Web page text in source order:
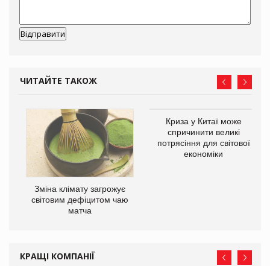
ЧИТАЙТЕ ТАКОЖ
Зміна клімату загрожує
світовим дефіцитом чаю
матча
Криза у Китаї може
спричинити великі
потрясіння для світової
економіки
КРАЩІ КОМПАНІЇ